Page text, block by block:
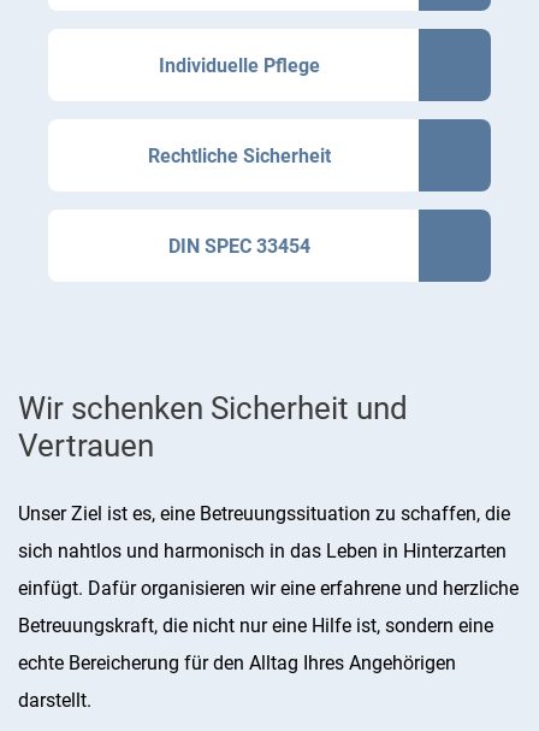
Individuelle Pflege
Rechtliche Sicherheit
DIN SPEC 33454
Wir schenken Sicherheit und
Vertrauen
Unser Ziel ist es, eine Betreuungssituation zu schaffen, die
sich nahtlos und harmonisch in das Leben in Hinterzarten
einfügt. Dafür organisieren wir eine erfahrene und herzliche
Betreuungskraft, die nicht nur eine Hilfe ist, sondern eine
echte Bereicherung für den Alltag Ihres Angehörigen
darstellt.